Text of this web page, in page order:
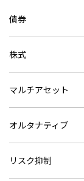
債券
株式
マルチアセット
オルタナティブ
リスク抑制